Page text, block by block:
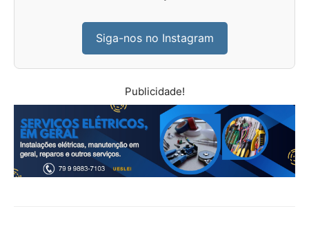
Siga-nos no Instagram
Publicidade!